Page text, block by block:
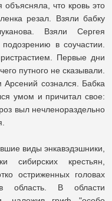
объясняла, что кровь это
резал. Взяли бабку
Взяли Сергея
в соучастии.
Первые дни
путного не сказывали.
сознался. Бабка
умом и причитал свое:
выл нечленораздельно
виды энкавэдэшники,
сибирских крестьян,
остриженных головах
область. В области